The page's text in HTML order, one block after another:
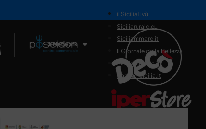
Il Network
il SiciliaTivù
Siciliarurale.eu
Siciliammare.it
Il Giornale della Bellezza
Siciliamedica.it
Sanitainsicilia.it